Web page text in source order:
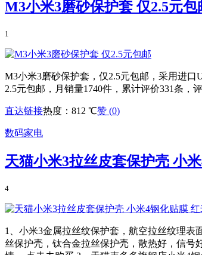
M3小米3磨砂保护套 仅2.5元包
1
M3小米3磨砂保护套，仅2.5元包邮，采用进
2.5元包邮，月销量1740件，累计评价331条，
直达链接热度：812 ℃赞 (0)
数码家电
天猫小米3拉丝皮套保护壳 小
4
1、小米3金属拉丝纹保护套，航空拉丝纹理表
丝保护壳，钛合金拉丝保护壳，散热好，信号